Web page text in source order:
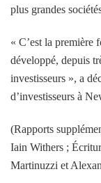
plus grandes
« C’est la première
développé, depuis
investisseurs », a
d’investisseurs à
(Rapports
Iain Withers ;
Martinuzzi et